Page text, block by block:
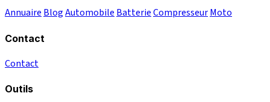
Annuaire BlogAutomobile BatterieCompresseurMoto
Contact
Contact
Outils